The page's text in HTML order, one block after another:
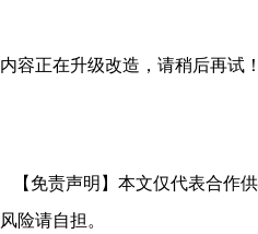
内容正在升级改造，请稍后再试！
【免责声明】本文仅代表合作
风险请自担。